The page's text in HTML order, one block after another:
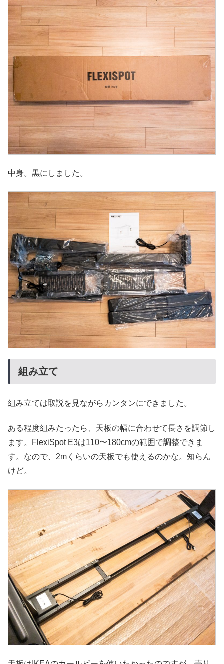
中身。黒にしました。
組み立て
組み立ては取説を見ながらカンタンにできました。
ある程度組みたったら、天板の幅に合わせて長さを調節し
ます。FlexiSpot E3は110〜180cmの範囲で調整できま
す。なので、2mくらいの天板でも使えるのかな。知らん
けど。